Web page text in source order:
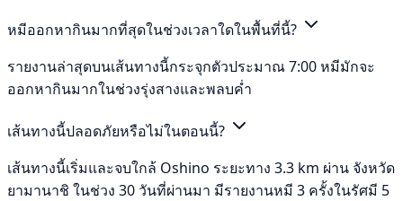
หมีออกหากินมากที่สุดในช่วงเวลาใดในพื้นที่นี้?
รายงานล่าสุดบนเส้นทางนี้กระจุกตัวประมาณ 7:00 หมีมักจะ
ออกหากินมากในช่วงรุ่งสางและพลบค่ำ
เส้นทางนี้ปลอดภัยหรือไม่ในตอนนี้?
เส้นทางนี้เริ่มและจบใกล้ Oshino ระยะทาง 3.3 km ผ่าน จังหวัด
ยามานาชิ ในช่วง 30 วันที่ผ่านมา มีรายงานหมี 3 ครั้งในรัศมี 5